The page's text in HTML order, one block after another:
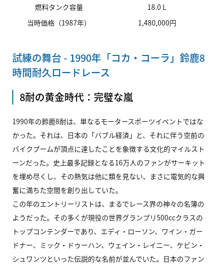
燃料タンク容量
18.0 L
当時価格（1987年）
1,480,000円
試練の舞台 - 1990年「コカ・コーラ」鈴鹿8
時間耐久ロードレース
8耐の黄金時代：完璧な嵐
1990年の鈴鹿8耐は、単なるモータースポーツイベントではな
かった。それは、日本の「バブル経済」と、それに伴う空前の
バイクブームが頂点に達したことを象徴する文化的マイルスト
ーンだった。史上最多記録となる16万人のファンがサーキット
を埋め尽くし、その熱気は他に類を見ない、まさに電気的な興
奮に満ちた空間を創り出していた。
この年のエントリーリストは、まるでレース界の神々の名簿の
ようだった。その多くが現役の世界グランプリ500ccクラスの
トップコンテンダーであり、エディ・ローソン、ワイン・ガー
ドナー、ミック・ドゥーハン、ウェイン・レイニー、ケビン・
シュワンツといった伝説的な名前が並んでいた。日本のファン